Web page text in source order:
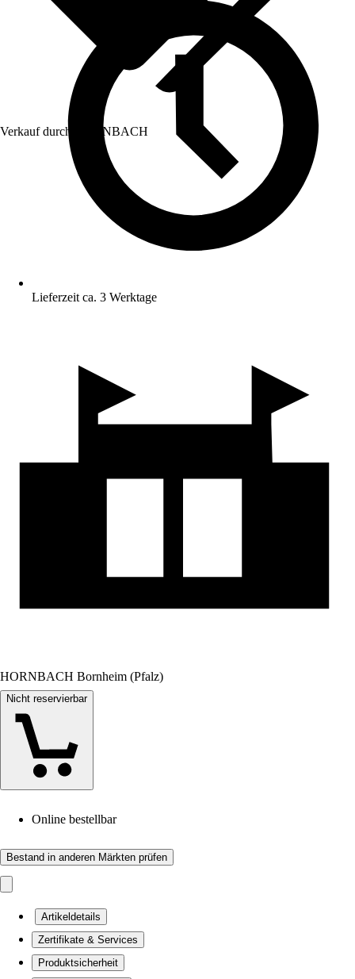
Verkauf durch: HORNBACH
Lieferzeit ca. 3 Werktage
HORNBACH Bornheim (Pfalz)
Nicht reservierbar
Online bestellbar
Bestand in anderen Märkten prüfen
Artikeldetails
Zertifikate & Services
Produktsicherheit